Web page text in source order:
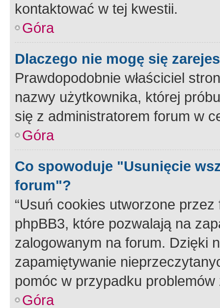
kontaktować w tej kwestii.
Góra
Dlaczego nie mogę się
Prawdopodobnie właściciel
nazwy użytkownika, której
się z administratorem forum w
Góra
Co spowoduje "Usunięcie
forum"?
“Usuń cookies utworzone
phpBB3, które pozwalają na
zalogowanym na forum. Dzięki
zapamiętywanie
pomóc w przypadku
Góra